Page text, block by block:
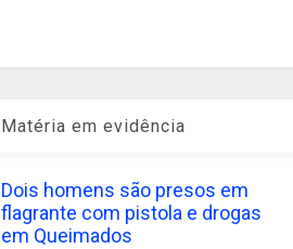
Matéria em evidência
Dois homens são presos em
flagrante com pistola e drogas
em Queimados